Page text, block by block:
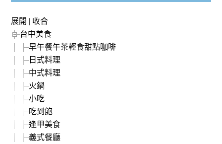
展開 | 收合
台中美食
早午餐午茶輕食甜點咖啡
日式料理
中式料理
火鍋
小吃
吃到飽
逢甲美食
義式餐廳